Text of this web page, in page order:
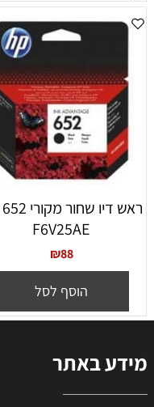
F6V25AE
₪88
הוסף לסל
מידע באתר